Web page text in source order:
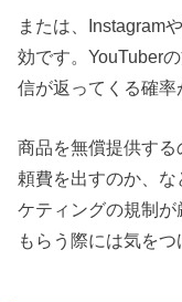
または、Instagram
効です。YouTuber
信が返ってくる確率
商品を無償提供す
頼費を出すのか、
ケティングの規制
もらう際には気をつ